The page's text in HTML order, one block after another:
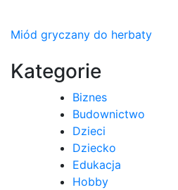
Nawigacja
wpisu
Miód gryczany do herbaty
Kategorie
Biznes
Budownictwo
Dzieci
Dziecko
Edukacja
Hobby